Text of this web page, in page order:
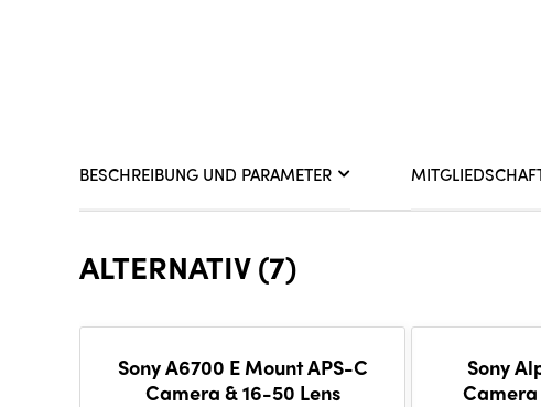
BESCHREIBUNG UND PARAMETER
ALTERNATIV (7)
Sony A6700 E Mount APS-C
Camera & 16-50 Lens
Sony
Camera